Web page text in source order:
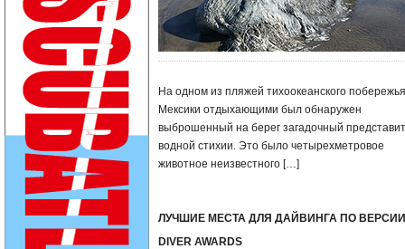
На одном из пляжей тихоокеанского побережья
Мексики отдыхающими был обнаружен
выброшенный на берег загадочный
водной стихии. Это было четырехметровое
животное неизвестного […]
ЛУЧШИЕ МЕСТА ДЛЯ ДАЙВИНГА ПО ВЕРСИИ
DIVER AWARDS